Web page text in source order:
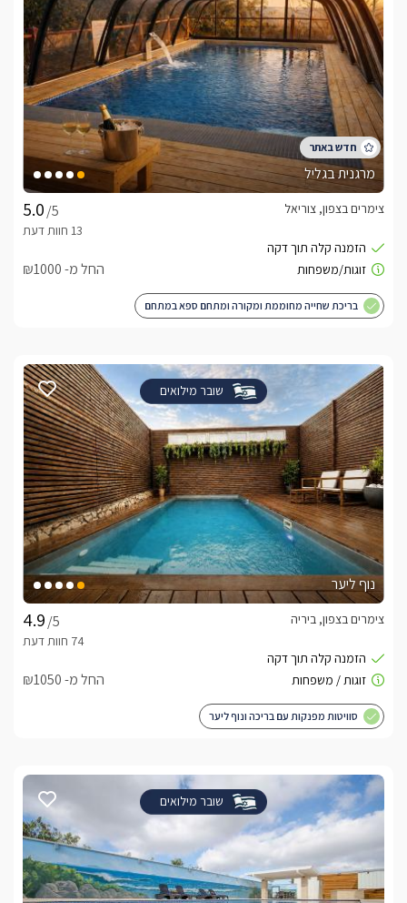
מרגנית בגליל
/5
צימרים בצפון, צוריאל
החל מ- ₪1000
בריכת שחייה מחוממת ומקורה ומתחם ספא במתחם
שובר מילואים
נוף ליער
/5
צימרים בצפון, ביריה
החל מ- ₪1050
סוויטות מפנקות עם בריכה ונוף ליער
שובר מילואים